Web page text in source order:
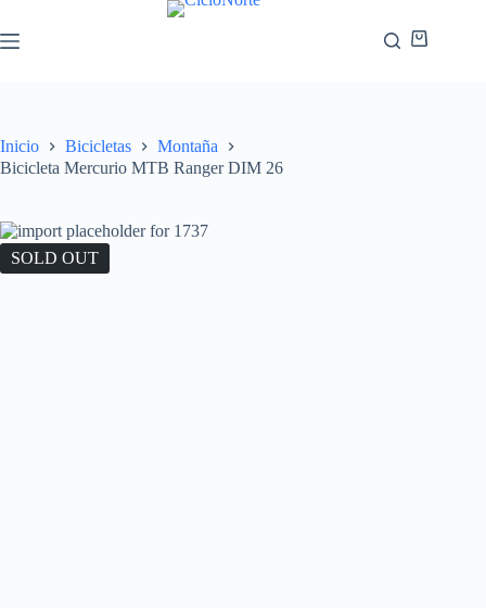
Inicio Bicicletas
Montaña
Bicicleta Mercurio MTB Ranger DIM 26
SOLD OUT